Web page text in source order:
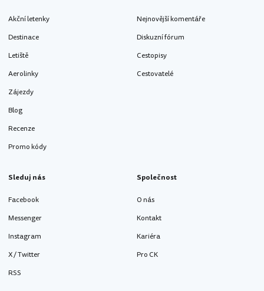
Akční letenky
Destinace
Letiště
Aerolinky
Zájezdy
Blog
Recenze
Promo kódy
Nejnovější komentáře
Diskuzní fórum
Cestopisy
Cestovatelé
Sleduj nás
Facebook
Messenger
Instagram
X / Twitter
RSS
Společnost
O nás
Kontakt
Kariéra
Pro CK